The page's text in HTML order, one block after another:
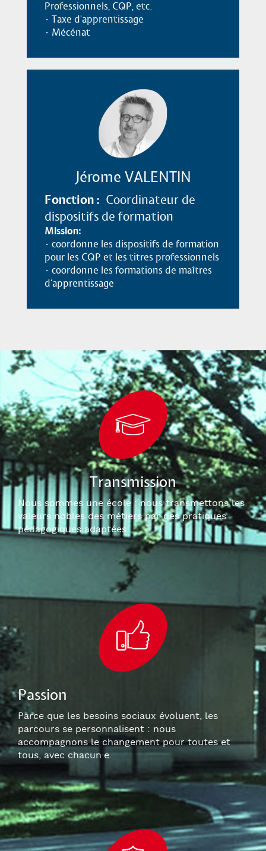
Professionnels, CQP, etc.
• Taxe d'apprentissage
• Mécénat
Jérome VALENTIN
Fonction
Coordinateur de
dispositifs de formation
Mission
• coordonne les dispositifs de formation
pour les CQP et les titres professionnels
• coordonne les formations de maîtres
d'apprentissage
03 80 68 48 84
Transmission
Nous sommes une école : nous transmettons les
valeurs nobles des métiers par des pratiques
pédagogiques adaptées.
Passion
Parce que les besoins sociaux évoluent, les
parcours se personnalisent : nous
accompagnons le changement pour toutes et
tous, avec chacun·e.